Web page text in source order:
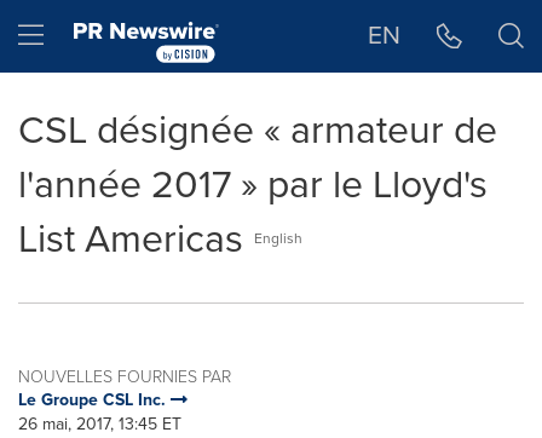
Hamburger menu EN
CSL désignée « armateur de
l'année 2017 » par le Lloyd's
List Americas
English
NOUVELLES FOURNIES PAR
Le Groupe CSL Inc.
26 mai, 2017, 13:45 ET